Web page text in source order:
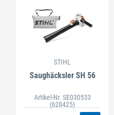
STIHL
Saughäcksler SH 56
Artikel-Nr. SE030533
(628425)